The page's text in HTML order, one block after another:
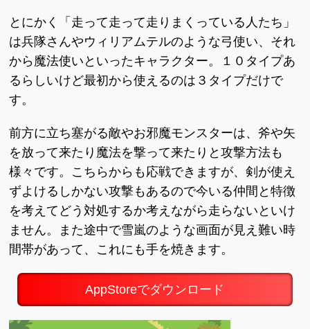
とにかく「走って走って走りまくっている人たち」
は兵隊さんやウィリアムテルのような弓使い、それ
から魔法使いといったキャラクター。１０タイプあ
るらしいけど最初から使えるのは３タイプだけで
す。
前方に立ち塞がる敵やお邪魔モンスターは、斧や矢
を放って来たり魔法を撃って来たりと攻撃方法も
様々です。こちらからも応戦できますが、剣が使え
ずよけるしかない攻撃もあるので今いる仲間と特徴
を考えてどう対処するか考えながら走らないといけ
ません。また途中で雪嵐のような画面が見え難い時
間帯があって、これにも手を焼きます。
AppStoreでダウンロード